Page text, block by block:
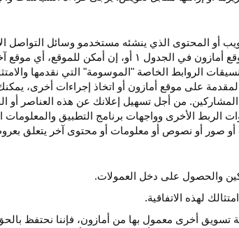
المحتوى الذي ينشئه مستخدمو وسائل التواصل
أمازون في الجدول ۱ أو، إن أمكن للموقع، أي موقع
الروابط الخاصة "الموسومة" التي نقدمها
على موقع أمازون أو اتخاذ إجراءات أخرى،
من أجل تسهيل إعلانك عن هذه العناصر أو
الربط الأخرى وواجهات برنامج التطبيق
أو صور أو نصوص أو معلومات أو محتوى آخر يتعلق
والحصول على دخل العمولات.
لهذه الاتفاقية.
تسويق أخرى معمول بها من أمازون، فإننا نحتفظ